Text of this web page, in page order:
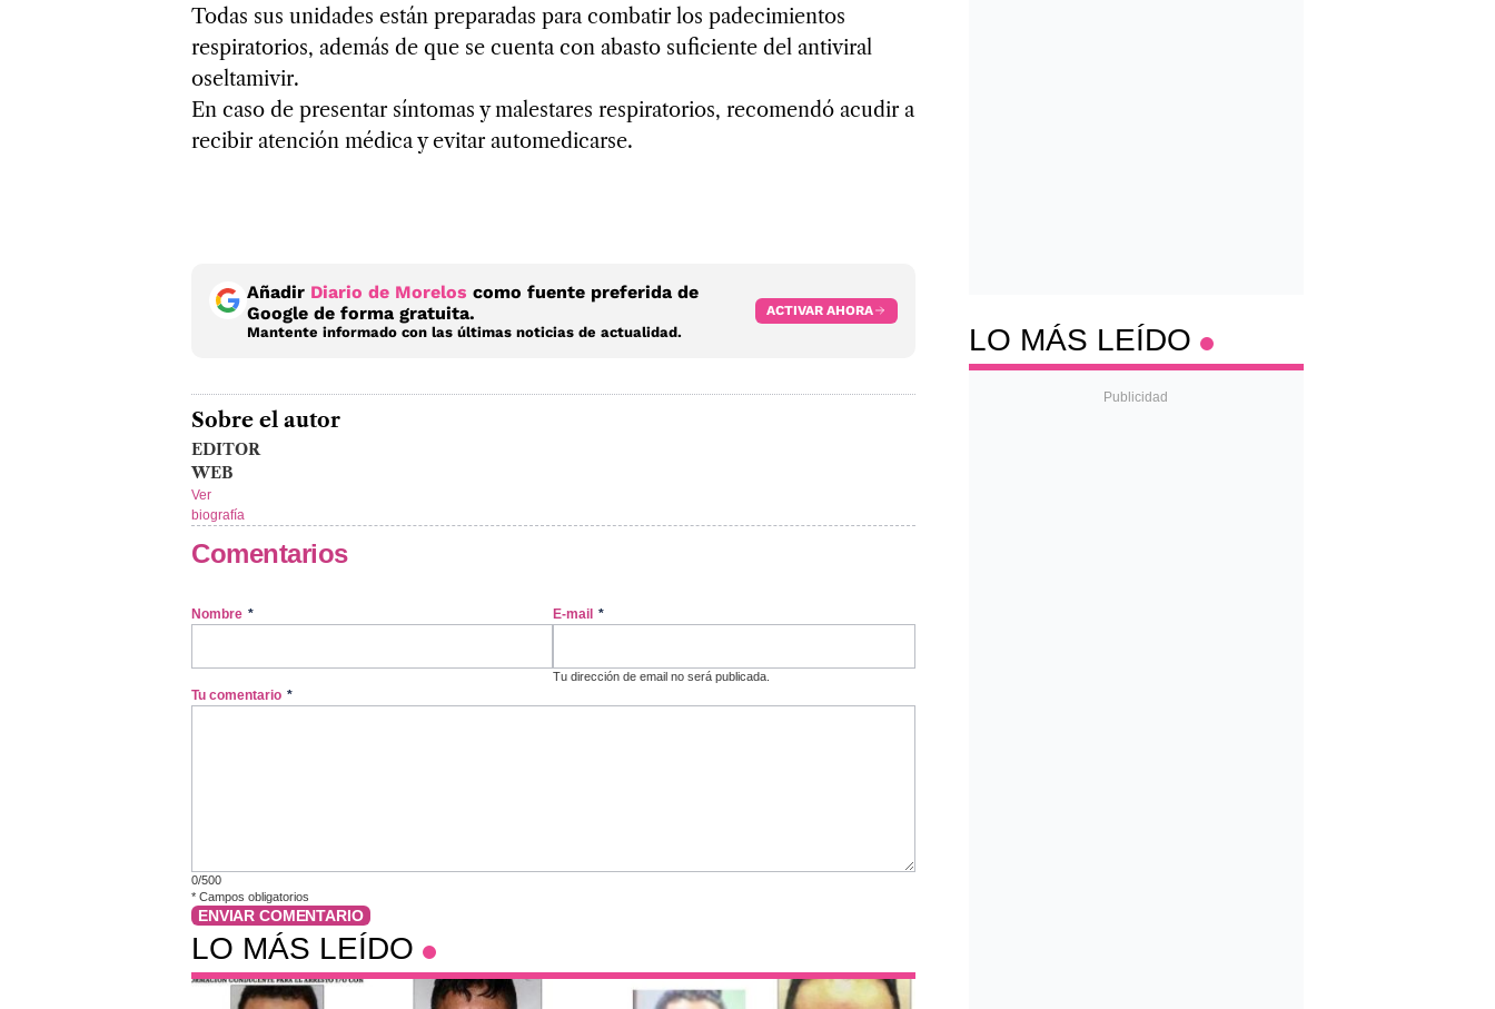
Todas sus unidades están preparadas para combatir los padecimientos
respiratorios, además de que se cuenta con abasto suficiente del antiviral
oseltamivir.
En caso de presentar síntomas y malestares respiratorios, recomendó acudir a
recibir atención médica y evitar automedicarse.
Añadir Diario de Morelos como fuente preferida de
Google de forma gratuita.
Mantente informado con las últimas noticias de actualidad.
ACTIVAR AHORA
Sobre el autor
EDITOR
WEB
Ver
biografía
Comentarios
Nombre * E-mail *
Tu dirección de email no será publicada.
Tu comentario *
0/500
* Campos obligatorios
ENVIAR COMENTARIO
LO MÁS LEÍDO
LO MÁS LEÍDO